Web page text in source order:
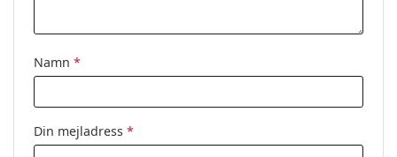
Namn *
Din mejladress *